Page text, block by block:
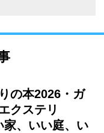
の本2026・ガ
クステリ
家、いい庭、い